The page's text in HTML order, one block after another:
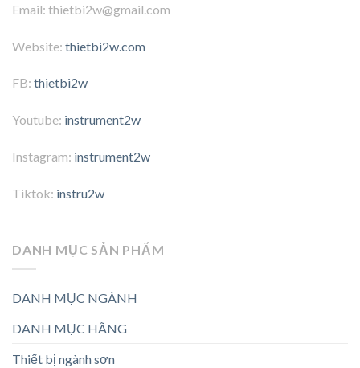
Email: thietbi2w@gmail.com
Website: thietbi2w.com
FB: thietbi2w
Youtube: instrument2w
Instagram: instrument2w
Tiktok: instru2w
DANH MỤC SẢN PHẨM
DANH MỤC NGÀNH
DANH MỤC HÃNG
Thiết bị ngành sơn